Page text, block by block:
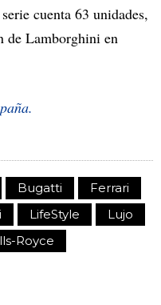
cuenta 63 unidades,
de Lamborghini en
Bugatti
Ferrari
LifeStyle
Lujo
Royce